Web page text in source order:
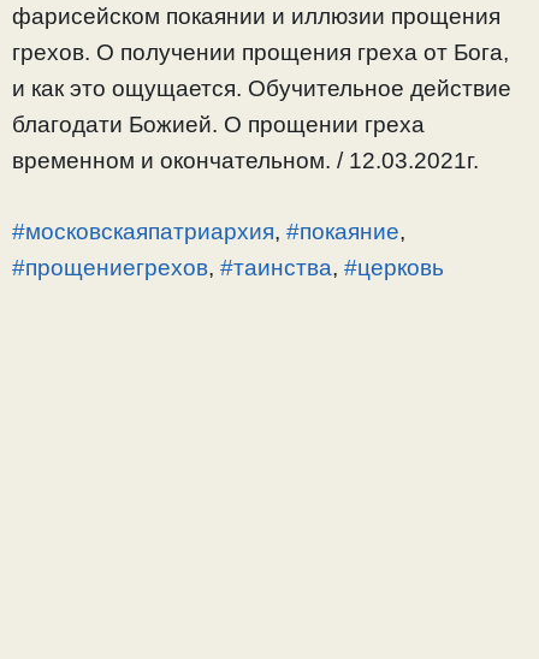
фарисейском покаянии и иллюзии прощения
грехов. О получении прощения греха от Бога,
и как это ощущается. Обучительное действие
благодати Божией. О прощении греха
временном и окончательном. / 12.03.2021г.
#московскаяпатриархия, #покаяние,
#прощениегрехов, #таинства, #церковь